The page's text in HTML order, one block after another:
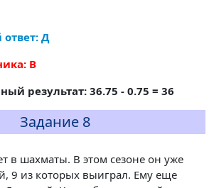
Д
В
результат: 36.75 - 0.75 = 36
Задание 8
в шахматы. В этом сезоне он уже
9 из которых выиграл. Ему еще